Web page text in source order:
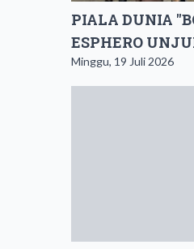
PIALA DUNIA
ESPHERO
Minggu, 19 Juli 2026